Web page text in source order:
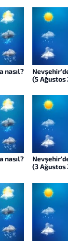
nasıl?
(5 Ağustos
nasıl?
(3 Ağustos